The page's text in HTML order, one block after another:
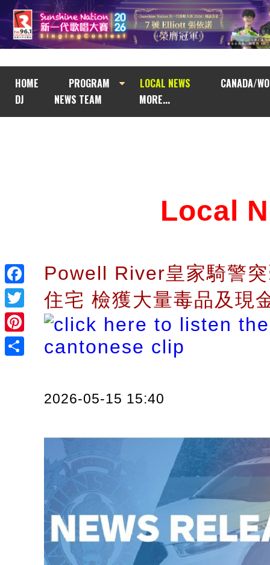
HOME PROGRAM LOCAL NEWS
CANADA/
DJ
NEWS TEAM MORE...
Facebook
Twitter
Pinterest
Local
Powell River皇家騎警
住宅 檢獲大量毒品及現
2026-05-15 15:40